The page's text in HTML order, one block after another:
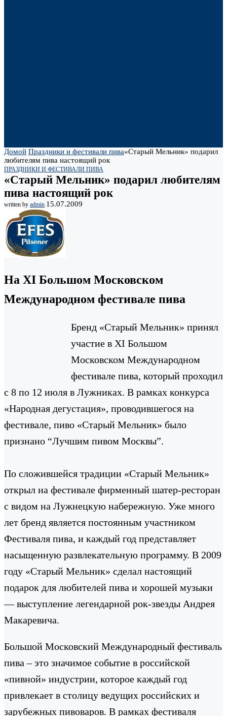
Домой Праздники и фестивали пива«Старый Мельник» подарил
любителям пива настоящий рок
ПРАЗДНИКИ И ФЕСТИВАЛИ ПИВА
«Старый Мельник» подарил любителям
пива настоящий рок
written by admin 15.07.2009
На XI Большом Московском
Международном фестивале пива
Бренд «Старый Мельник» принял
участие в ХI Большом
Московском Международном
фестивале пива, который проходил
с 8 по 12 июля в Лужниках. В рамках конкурса
«Народная дегустация», проводившегося на
фестивале, пиво «Старый Мельник» было
признано “Лучшим пивом Москвы”.
По сложившейся традиции «Старый Мельник»
открыл на фестивале фирменный шатер-ресторан
с видом на Лужнецкую набережную. Уже много
лет бренд является постоянным участником
Фестиваля пива, и каждый год представляет
насыщенную развлекательную программу. В 2009
году «Старый Мельник» сделал настоящий
подарок для любителей пива и хорошей музыки
— выступление легендарной рок-звезды Андрея
Макаревича.
Большой Московский Международный фестиваль
пива – это значимое событие в российской
«пивной» индустрии, которое каждый год
привлекает в столицу ведущих российских и
зарубежных пивоваров. В рамках фестиваля